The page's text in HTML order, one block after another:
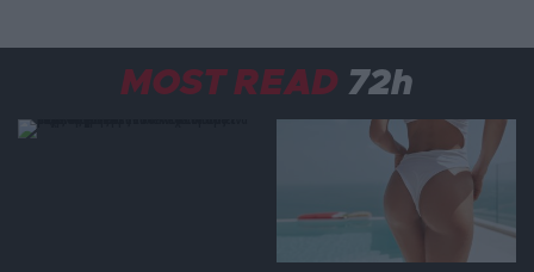
22:14
Όχι δεν είναι Al: Κεραυνός άστραψε και
«χτύπησε» ουράνιο τόξο – Δείτε φωτογραφία
από το εντυπωσιακό φαινόμενο
ΠΑΡΑΣΚΗΝΙΟ 22:10
MOST READ 72h